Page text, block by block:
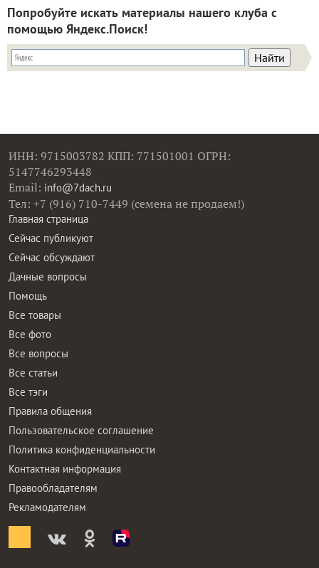
Попробуйте искать материалы нашего клуба с
помощью Яндекс.Поиск!
ИНН: 9715003782 КПП: 771501001 ОГРН:
5147746293448
Email: info@7dach.ru
Тел: +7 (916) 710-7449 (семена не продаем!)
Главная страница
Сейчас публикуют
Сейчас обсуждают
Дачные вопросы
Помощь
Все товары
Все фото
Все вопросы
Все статьи
Все тэги
Правила общения
Пользовательское соглашение
Политика конфиденциальности
Контактная информация
Правообладателям
Рекламодателям